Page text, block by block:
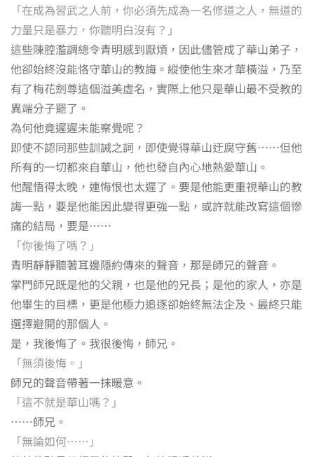
「在成為習武之人前，你必須先成為一名修道之人，無道的
力量只是暴力，你聽明白沒有？」
這些陳腔濫調總令青明感到厭煩，因此儘管成了華山弟子，
他卻始終沒能恪守華山的教誨。縱使他生來才華橫溢，乃至
有了梅花劍尊這個溢美虛名，實際上他只是華山最不受教的
異端分子罷了。
為何他竟遲遲未能察覺呢？
即使不認同那些訓誡之詞，即使覺得華山迂腐守舊⋯⋯但他
所有的一切都來自華山，他也發自內心地熱愛華山。
他醒悟得太晚，連悔恨也太遲了。要是他能更重視華山的教
誨一點，要是他能因此變得更強一點，或許就能改寫這個慘
痛的結局，要是⋯⋯
「你後悔了嗎？」
青明靜靜聽著耳邊隱約傳來的聲音，那是師兄的聲音。
掌門師兄既是他的父親，也是他的兄長；是他的家人，亦是
他畢生的目標，更是他極力追逐卻始終無法企及、最終只能
選擇避開的那個人。
是，我後悔了。我很後悔，師兄。
「無須後悔。」
師兄的聲音帶著一抹暖意。
「這不就是華山嗎？」
⋯⋯師兄。
「無論如何……」